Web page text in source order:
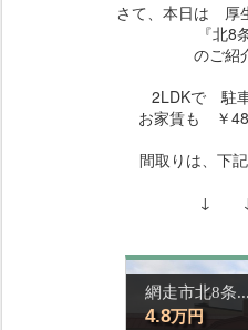
さて、本日は 厚
『北8
のご紹
2LDKで 駐車
お家賃も ￥
間取りは、下
↓